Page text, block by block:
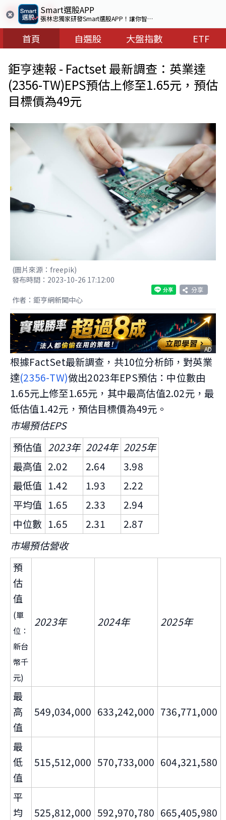
Smart選股APP
張林忠獨家研發Smart選股APP！讓你智慧看盤選出好股票
首頁 自選股 大盤指數 ETF
鉅亨速報 - Factset 最新調查：英業達
(2356-TW)EPS預估上修至1.65元，預估
目標價為49元
(圖片來源：freepik)
發布時間：2023-10-26 17:12:00
分享
作者：鉅亨網新聞中心
AD
根據FactSet最新調查，共10位分析師，對英業
達(2356-TW)做出2023年EPS預估：中位數由
1.65元上修至1.65元，其中最高估值2.02元，最
低估值1.42元，預估目標價為49元。
市場預估EPS
預估值 2023年 2024年 2025年
最高值 2.02 2.64
3.98
最低值 1.42 1.93
2.22
平均值 1.65 2.33
2.94
中位數 1.65 2.31
2.87
市場預估營收
預
估
值
(單
位：
新台
幣千
元)
2023年 2024年 2025年
最
高
值
549,034,000 633,242,000 736,771,000
最
低
值
515,512,000 570,733,000 604,321,580
平
均
525,812,000 592,970,780 665,405,980